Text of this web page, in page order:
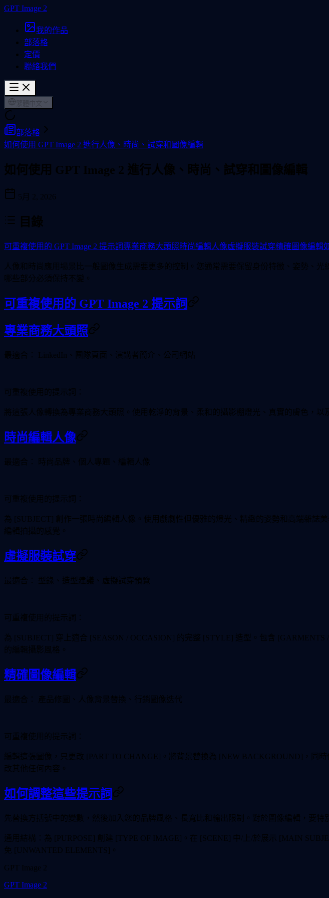
GPT Image 2
我的作品
部落格
定價
聯絡我們
繁體中文
部落格
如何使用 GPT Image 2 進行人像、時尚、試穿和圖像編輯
如何使用 GPT Image 2 進行人像、時尚、試穿和圖像編輯
5月 2, 2026
目錄
可重複使用的 GPT Image 2 提示詞專業商務大頭照時尚編輯人像虛擬服裝試穿精確圖像編輯
人像和時尚應用場景比一般圖像生成需要更多的控制。您通常需要保留身份特徵、姿勢、
哪些部分必須保持不變。
可重複使用的 GPT Image 2 提示詞
專業商務大頭照
最適合： LinkedIn、團隊頁面、演講者簡介、公司網站
可重複使用的提示詞：
將這張人像轉換為專業商務大頭照。使用乾淨的背景、柔和的攝影棚燈光、真實的膚色，
時尚編輯人像
最適合： 時尚品牌、個人專題、編輯人像
可重複使用的提示詞：
為 [SUBJECT] 創作一張時尚編輯人像。使用戲劇性但優雅的燈光、精緻的姿勢和高端雜
編輯拍攝的感覺。
虛擬服裝試穿
最適合： 型錄、造型建議、虛擬試穿預覽
可重複使用的提示詞：
為 [SUBJECT] 穿上適合 [SEASON / OCCASION] 的完整 [STYLE] 造型。包含
的編輯攝影風格。
精確圖像編輯
最適合： 產品修圖、人像背景替換、行銷圖像迭代
可重複使用的提示詞：
編輯這張圖像，只更改 [PART TO CHANGE]。將背景替換為 [NEW BACKGROUND]，同
改其他任何內容。
如何調整這些提示詞
先替換方括號中的變數，然後加入您的品牌風格、長寬比和輸出限制。對於圖像編輯，要
通用結構：為 [PURPOSE] 創建 [TYPE OF IMAGE]。在 [SCENE] 中/上/於展示 [MAIN
免 [UNWANTED ELEMENTS]。
GPT Image 2
GPT Image 2